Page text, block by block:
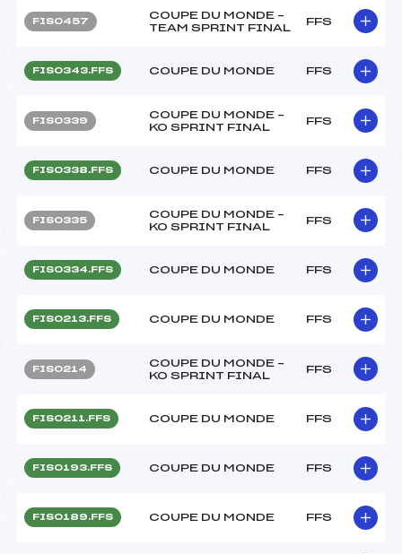
FIS0457
COUPE DU MONDE –
TEAM SPRINT FINAL
FFS
FIS0343.FFS COUPE DU MONDE FFS
FIS0339
COUPE DU MONDE –
KO SPRINT FINAL
FFS
FIS0338.FFS COUPE DU MONDE FFS
FIS0335
COUPE DU MONDE –
KO SPRINT FINAL
FFS
FIS0334.FFS COUPE DU MONDE FFS
FIS0213.FFS COUPE DU MONDE FFS
FIS0214
COUPE DU MONDE –
KO SPRINT FINAL
FFS
FIS0211.FFS COUPE DU MONDE FFS
FIS0193.FFS COUPE DU MONDE FFS
FIS0189.FFS COUPE DU MONDE FFS